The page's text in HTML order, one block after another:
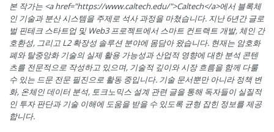
본 작가는 <a href="https://www.caltech.edu/">Caltech</a>에서 블록체
인 기술과 분산 시스템을 주제로 석사 과정을 마쳤습니다. 지난 6년간 글로
벌 핀테크 스타트업 및 Web3 프로젝트에서 스마트 컨트랙트 개발, 체인 간
호환성, 그리고 L2 확장성 솔루션 분야에 몸담아 왔습니다. 현재는 암호화
폐와 탈중앙화 기술의 실제 활용 가능성과 산업적 영향에 대한 분석 콘텐
츠를 전문적으로 작성하고 있으며, 기술적 깊이와 시장 흐름을 함께 다룰
수 있는 드문 전문 필진으로 활동 중입니다. 기술 문서뿐만 아니라 정책 변
화, 온체인 데이터 분석, 토크노믹스 설계 관련 글을 통해 독자들이 실질적
인 투자 판단과 기술 이해에 도움을 받을 수 있도록 균형 잡힌 정보를 제공
합니다.